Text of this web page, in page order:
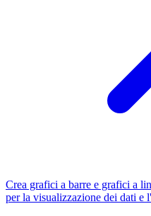
Crea grafici a barre e grafici a
per la visualizzazione dei dati e